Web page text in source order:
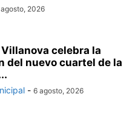
2026
celebra la
del nuevo cuartel de la
- 6 agosto, 2026